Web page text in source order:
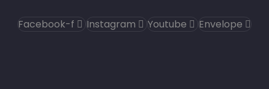
Facebook-f Instagram Youtube Envelope